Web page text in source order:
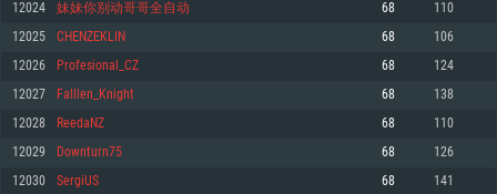
최소사양
운영체제: Windows 10 (64 bit)
프로세서: 2.2 GHz 듀얼코어 이상
메모리: 4GB
최소사양
운영체제: Mac OS Big Sur 11.0
프로세서: 최소 2.2 GHz의 Core i5 (Intel Xeon 은 지원하지 않습니다)
메모리: 6 GB
최소사양
운영체제: 64bit Linux 중 최신 버전
프로세서: 2.4 GHz 듀얼코어
메모리: 4 GB
12024 妹妹你别动哥哥全自动 68 110
12025 CHENZEKLIN 68 106
12026 Profesional_CZ 68 124
12027 Falllen_Knight 68 138
12028 ReedaNZ 68 110
12029 Downturn75 68 126
12030 SergiUS 68 141